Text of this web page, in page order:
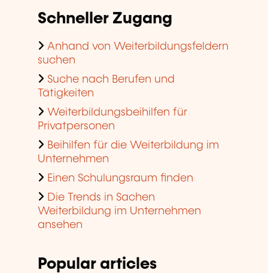
Schneller Zugang
Anhand von Weiterbildungsfeldern
suchen
Suche nach Berufen und
Tätigkeiten
Weiterbildungsbeihilfen für
Privatpersonen
Beihilfen für die Weiterbildung im
Unternehmen
Einen Schulungsraum finden
Die Trends in Sachen
Weiterbildung im Unternehmen
ansehen
Popular articles